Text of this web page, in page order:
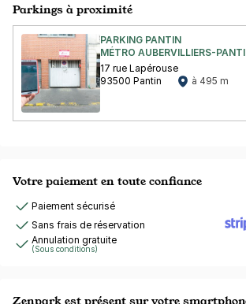
Parkings à proximité
PARKING PANTIN
MÉTRO AUBERVILLIERS-
17 rue Lapérouse
93500 Pantin
à 495 m
Votre paiement en toute confiance
Paiement sécurisé
Sans frais de réservation
Annulation gratuite
(Sous conditions)
Zenpark est présent sur votre